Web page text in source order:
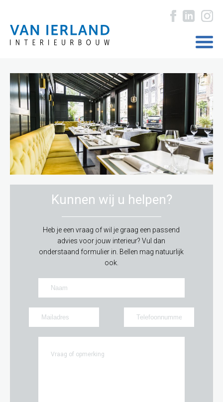
Kunnen wij u helpen?
Heb je een vraag of wil je graag een passend
advies voor jouw interieur? Vul dan
onderstaand formulier in. Bellen mag natuurlijk
ook.